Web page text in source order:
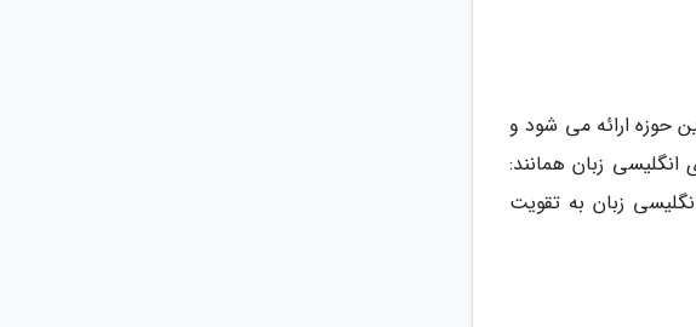
حوزه ارائه می شود و
زبان همانند:
زبان به تقویت